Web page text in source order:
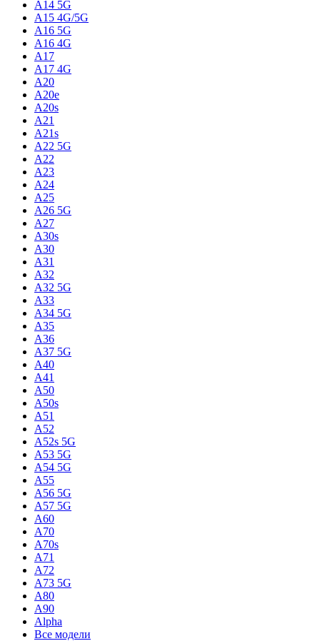
A14 5G
A15 4G/5G
A16 5G
A16 4G
A17
A17 4G
A20
A20e
A20s
A21
A21s
A22 5G
A22
A23
A24
A25
A26 5G
A27
A30s
A30
A31
A32
A32 5G
A33
A34 5G
A35
A36
A37 5G
A40
A41
A50
A50s
A51
A52
A52s 5G
A53 5G
A54 5G
A55
A56 5G
A57 5G
A60
A70
A70s
A71
A72
A73 5G
A80
A90
Alpha
Все модели